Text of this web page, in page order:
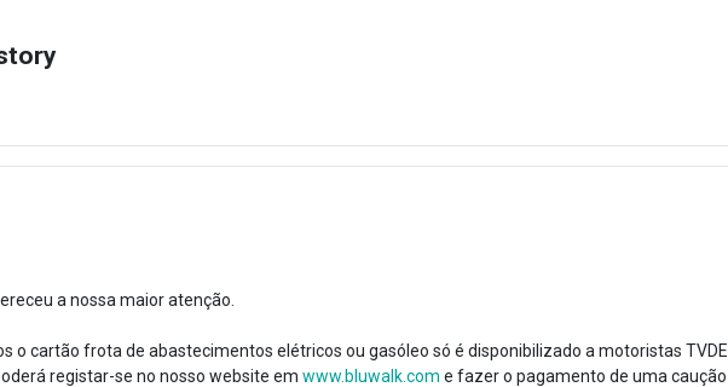
a nossa maior atenção.
o cartão frota de abastecimentos elétricos ou gasóleo só é disponibilizado a motoristas TVDE
registar-se no nosso website em www.bluwalk.com e fazer o pagamento de uma caução